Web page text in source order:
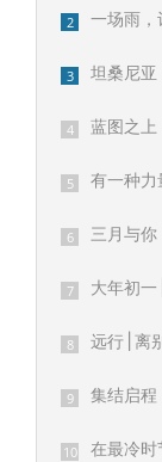
2 一场雨，
3 坦桑尼亚
场
4 蓝图之上
5 有一种力
6 三月与
光回顾
7 大年初一
8 远行 | 离
9 集结启程
程
10 在最冷时